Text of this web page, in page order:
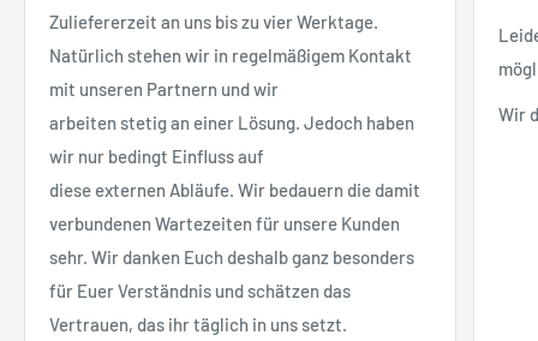
Zuliefererzeit an uns bis zu vier Werktage.
Natürlich stehen wir in regelmäßigem Kontakt
mit unseren Partnern und wir
arbeiten stetig an einer Lösung. Jedoch haben
wir nur bedingt Einfluss auf
diese externen Abläufe. Wir bedauern die damit
verbundenen Wartezeiten für unsere Kunden
sehr. Wir danken Euch deshalb ganz besonders
für Euer Verständnis und schätzen das
Vertrauen, das ihr täglich in uns setzt.
Wir